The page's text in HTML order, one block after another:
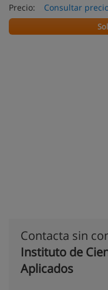
Precio:
Consultar
Contacta sin
Instituto de
Aplicados